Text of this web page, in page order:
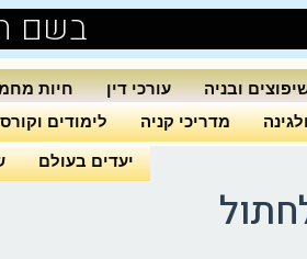
בשם
ובניה עורכי דין חיות
מדריכי קניה לימודים
יעדים בעולם